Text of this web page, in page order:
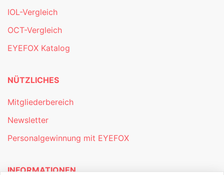
IOL-Vergleich
OCT-Vergleich
EYEFOX Katalog
NÜTZLICHES
Mitgliederbereich
Newsletter
Personalgewinnung mit EYEFOX
INFORMATIONEN